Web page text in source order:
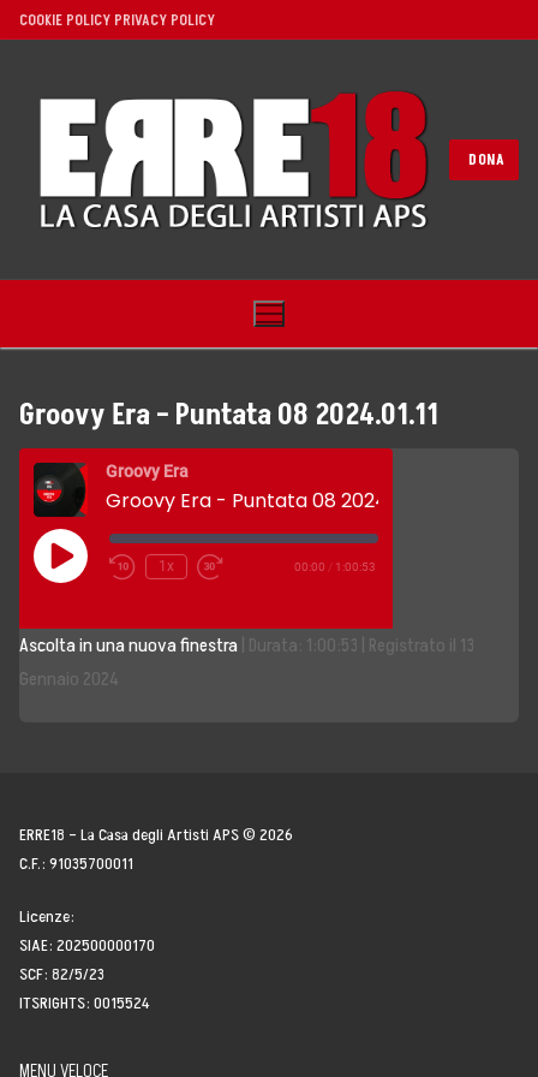
VaiCOOKIE POLICY PRIVACY POLICY
DONA
Home
Noi
Storia, Mission e Vision
Fondatori
Blogger
La Nostra Rete
Attività
Groovy Era – Puntata 08 2024.01.11
Groovy Era
Groovy Era - Puntata 08 2024.01.11
Play
Episode
1x 00:00 / 1:00:53
Ascolta in una nuova finestra Durata: 1:00:53 Registrato il 13
Gennaio 2024
ERRE18 – La Casa degli Artisti APS © 2026
C.F.: 91035700011
Licenze:
SIAE: 202500000170
SCF: 82/5/23
ITSRIGHTS: 0015524
MENU VELOCE